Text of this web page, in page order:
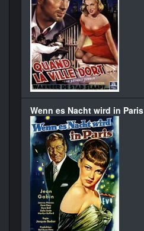
Wenn es Nacht wird in Paris